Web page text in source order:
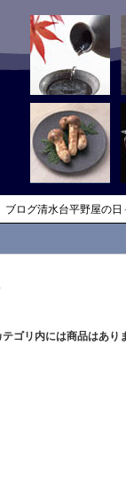
ブログ清水台平野屋の日
テゴリ内には商品はあり